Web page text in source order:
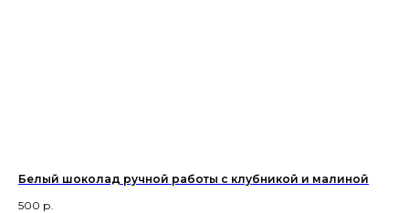
Белый шоколад ручной работы с клубникой и малиной
500 р.